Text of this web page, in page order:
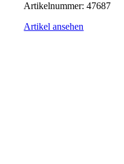
Artikelnummer:47687
Artikel ansehen